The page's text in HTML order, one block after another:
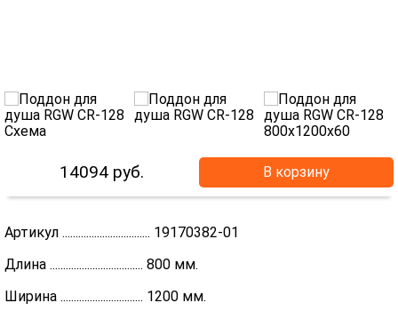
14094 руб. В корзину
Артикул ................................. 19170382-01
Длина ................................... 800 мм.
Ширина ............................... 1200 мм.